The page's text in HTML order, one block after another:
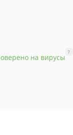
на вирусы
?